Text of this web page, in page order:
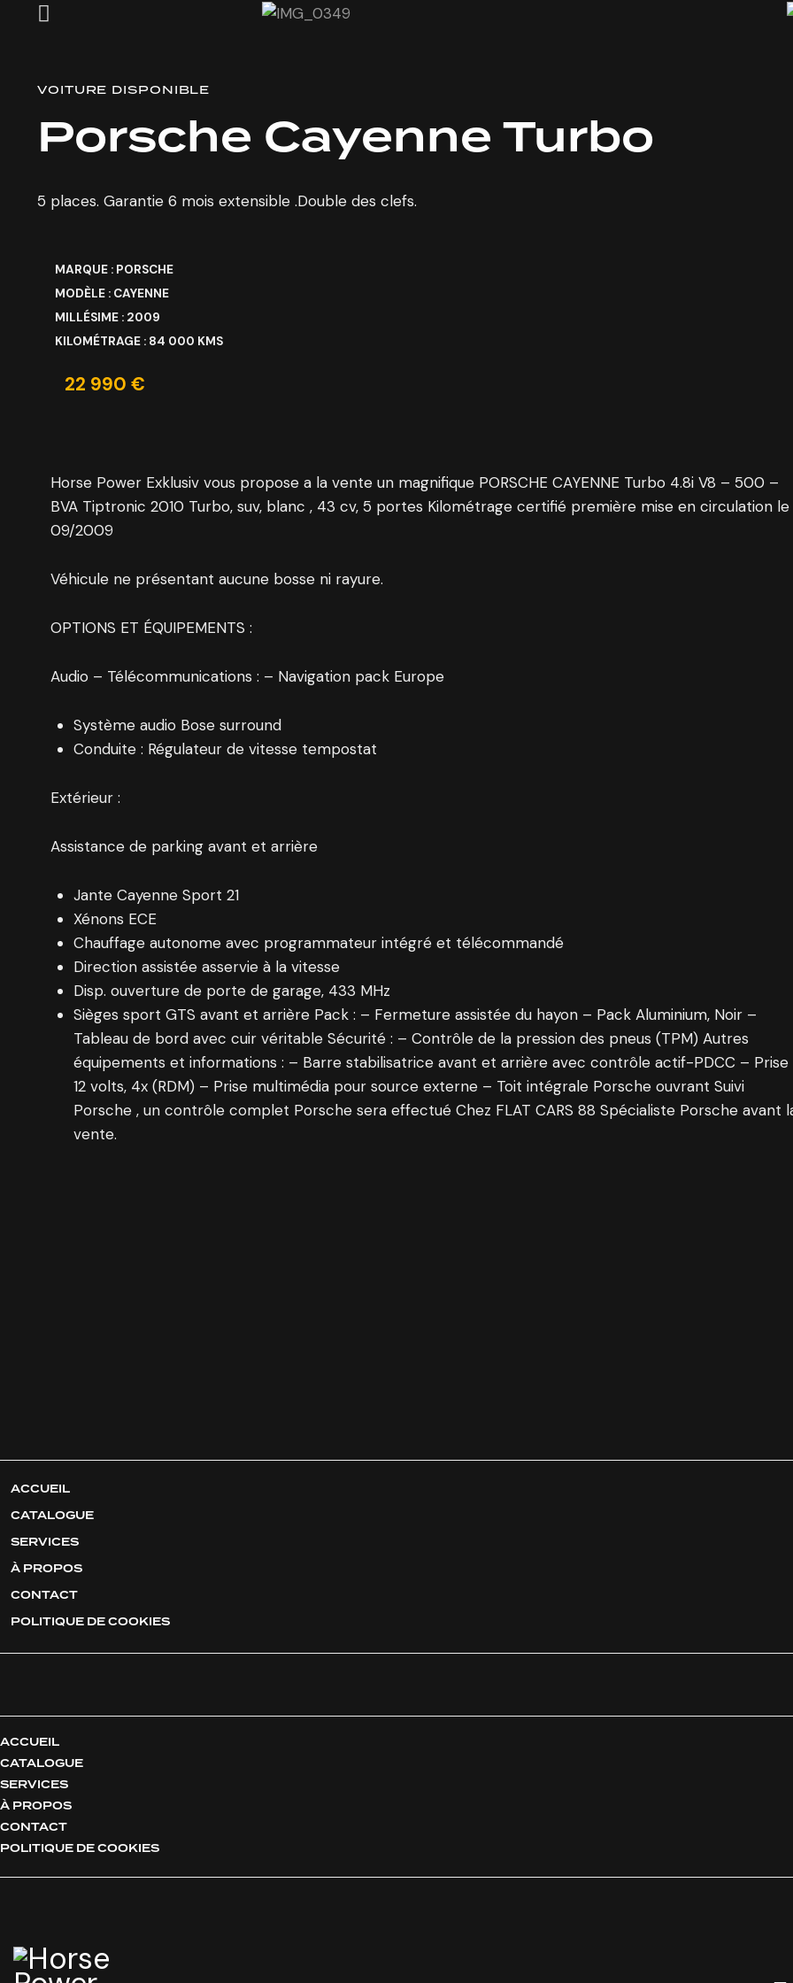
VOITURE DISPONIBLE
Porsche Cayenne Turbo
5 places. Garantie 6 mois extensible .Double des clefs.
MARQUE : PORSCHE
MODÈLE : CAYENNE
MILLÉSIME : 2009
KILOMÉTRAGE : 84 000 KMS
22 990 €
Horse Power Exklusiv vous propose a la vente un magnifique PORSCHE CAYENNE Turbo 4.8i V8 – 500 –
BVA Tiptronic 2010 Turbo, suv, blanc , 43 cv, 5 portes Kilométrage certifié première mise en circulation le
09/2009
Véhicule ne présentant aucune bosse ni rayure.
OPTIONS ET ÉQUIPEMENTS :
Audio – Télécommunications : – Navigation pack Europe
Système audio Bose surround
Conduite : Régulateur de vitesse tempostat
Extérieur :
Assistance de parking avant et arrière
Jante Cayenne Sport 21
Xénons ECE
Chauffage autonome avec programmateur intégré et télécommandé
Direction assistée asservie à la vitesse
Disp. ouverture de porte de garage, 433 MHz
Sièges sport GTS avant et arrière Pack : – Fermeture assistée du hayon – Pack Aluminium, Noir –
Tableau de bord avec cuir véritable Sécurité : – Contrôle de la pression des pneus (TPM) Autres
équipements et informations : – Barre stabilisatrice avant et arrière avec contrôle actif-PDCC – Prise
12 volts, 4x (RDM) – Prise multimédia pour source externe – Toit intégrale Porsche ouvrant Suivi
Porsche , un contrôle complet Porsche sera effectué Chez FLAT CARS 88 Spécialiste Porsche avant
vente.
ACCUEIL
CATALOGUE
SERVICES
À PROPOS
CONTACT
POLITIQUE DE COOKIES
ACCUEIL
CATALOGUE
SERVICES
À PROPOS
CONTACT
POLITIQUE DE COOKIES